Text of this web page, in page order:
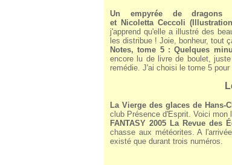
Un empyrée de dragons
et Nicoletta Ceccoli
j'apprend qu'elle a illustré des
les distribue ! Joie, bonheur, tout
Notes, tome 5 : Quelques
encore lu de livre de boulet,
remédie. J'ai choisi le tome 5
La Vierge des glaces de Hans-
club Présence d'Esprit. Voici mon
FANTASY 2005 La Revue des
chasse aux météorites. A
existé que durant trois numéros.